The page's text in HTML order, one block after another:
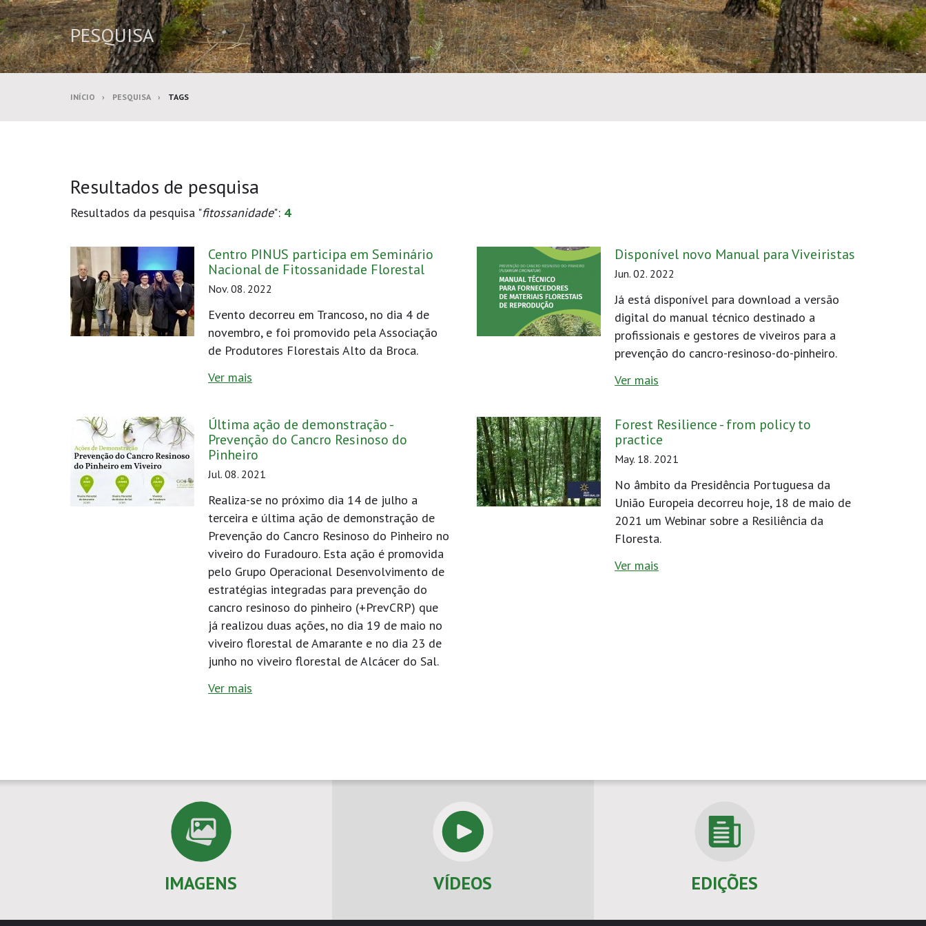
PESQUISA
INÍCIO PESQUISA TAGS
Resultados de pesquisa
Resultados da pesquisa "fitossanidade": 4
Centro PINUS participa em Seminário
Nacional de Fitossanidade Florestal
Nov. 08. 2022
Evento decorreu em Trancoso, no dia 4 de
novembro, e foi promovido pela Associação
de Produtores Florestais Alto da Broca.
Ver mais
Disponível novo Manual para Viveiristas
Jun. 02. 2022
Já está disponível para download a versão
digital do manual técnico destinado a
profissionais e gestores de viveiros para a
prevenção do cancro-resinoso-do-pinheiro.
Ver mais
Última ação de demonstração -
Prevenção do Cancro Resinoso do
Pinheiro
Jul. 08. 2021
Realiza-se no próximo dia 14 de julho a
terceira e última ação de demonstração de
Prevenção do Cancro Resinoso do Pinheiro no
viveiro do Furadouro. Esta ação é promovida
pelo Grupo Operacional Desenvolvimento de
estratégias integradas para prevenção do
cancro resinoso do pinheiro (+PrevCRP) que
já realizou duas ações, no dia 19 de maio no
viveiro florestal de Amarante e no dia 23 de
junho no viveiro florestal de Alcácer do Sal.
Ver mais
Forest Resilience - from policy to
practice
May. 18. 2021
No âmbito da Presidência Portuguesa da
União Europeia decorreu hoje, 18 de maio de
2021 um Webinar sobre a Resiliência da
Floresta.
Ver mais
IMAGENS VÍDEOS EDIÇÕES